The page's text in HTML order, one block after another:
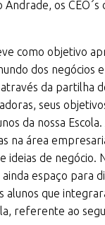
Andrade, os CEO´s
como objetivo
dos negócios
da partilha
seus
da nossa
na área
ideias de negócio.
espaço para
alunos que
referente ao